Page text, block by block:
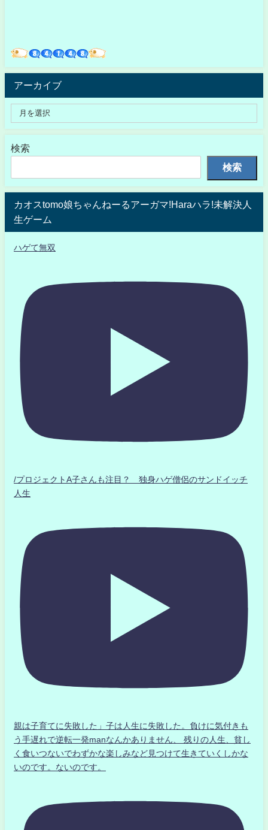
アーカイブ
検索
検索
カオスtomo娘ちゃんねーるアーガマ!Haraハラ!未解決人
生ゲーム
ハゲて無双
/プロジェクトA子さんも注目？ 独身ハゲ僧侶のサンドイッチ
人生
親は子育てに失敗した」子は人生に失敗した。負けに気付きも
う手遅れで逆転一発manなんかありません、 残りの人生、貧し
く食いつないでわずかな楽しみなど見つけて生きていくしかな
いのです。ないのです。